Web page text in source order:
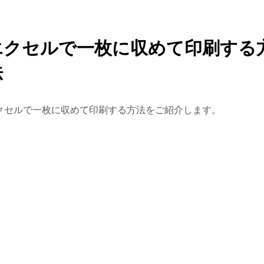
セルで一枚に収めて印刷する
セルで一枚に収めて印刷する方法をご紹介します。